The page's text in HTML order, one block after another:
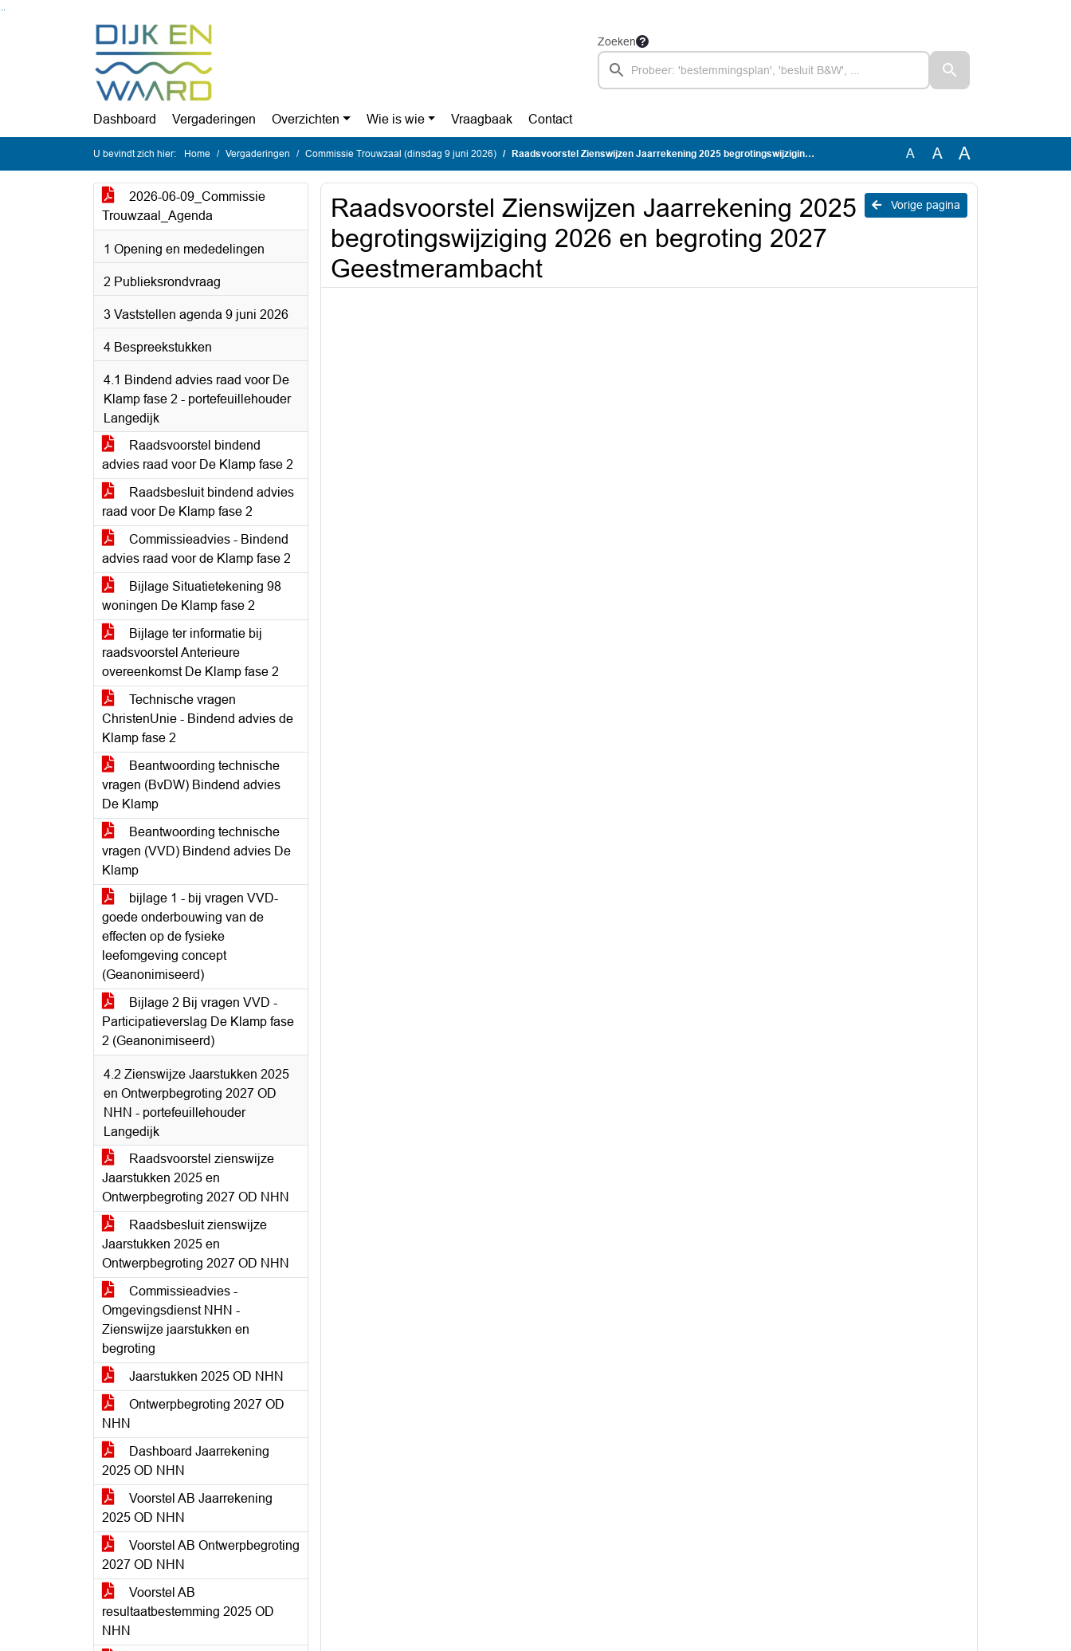
Zoeken
Dashboard Vergaderingen Overzichten Wie is wie Vraagbaak Contact
U bevindt zich hier: Home Vergaderingen Commissie Trouwzaal (dinsdag 9 juni 2026) Raadsvoorstel Zienswijzen Jaarrekening 2025 begrotingswijziging 2026 en begroting 2027 Geestmerambacht A A A
2026-06-09_Commissie
Trouwzaal_Agenda
1 Opening en mededelingen
2 Publieksrondvraag
3 Vaststellen agenda 9 juni 2026
4 Bespreekstukken
4.1 Bindend advies raad voor De
Klamp fase 2 - portefeuillehouder
Langedijk
Raadsvoorstel bindend
advies raad voor De Klamp fase 2
Raadsbesluit bindend advies
raad voor De Klamp fase 2
Commissieadvies - Bindend
advies raad voor de Klamp fase 2
Bijlage Situatietekening 98
woningen De Klamp fase 2
Bijlage ter informatie bij
raadsvoorstel Anterieure
overeenkomst De Klamp fase 2
Technische vragen
ChristenUnie - Bindend advies de
Klamp fase 2
Beantwoording technische
vragen (BvDW) Bindend advies
De Klamp
Beantwoording technische
vragen (VVD) Bindend advies De
Klamp
bijlage 1 - bij vragen VVD-
goede onderbouwing van de
effecten op de fysieke
leefomgeving concept
(Geanonimiseerd)
Bijlage 2 Bij vragen VVD -
Participatieverslag De Klamp fase
2 (Geanonimiseerd)
4.2 Zienswijze Jaarstukken 2025
en Ontwerpbegroting 2027 OD
NHN - portefeuillehouder
Langedijk
Raadsvoorstel zienswijze
Jaarstukken 2025 en
Ontwerpbegroting 2027 OD NHN
Raadsbesluit zienswijze
Jaarstukken 2025 en
Ontwerpbegroting 2027 OD NHN
Commissieadvies -
Omgevingsdienst NHN -
Zienswijze jaarstukken en
begroting
Jaarstukken 2025 OD NHN
Ontwerpbegroting 2027 OD
NHN
Dashboard Jaarrekening
2025 OD NHN
Voorstel AB Jaarrekening
2025 OD NHN
Voorstel AB Ontwerpbegroting
2027 OD NHN
Voorstel AB
resultaatbestemming 2025 OD
NHN
Vorige pagina
Raadsvoorstel Zienswijzen Jaarrekening 2025
begrotingswijziging 2026 en begroting 2027
Geestmerambacht